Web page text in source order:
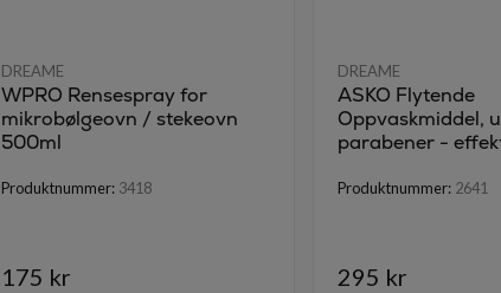
DREAME
WPRO Rensespray for
mikrobølgeovn / stekeovn
500ml
Produktnummer: 3418
175 kr
DREAME
ASKO Flytende
Oppvaskmiddel,
parabener -
Produktnummer: 2641
295 kr